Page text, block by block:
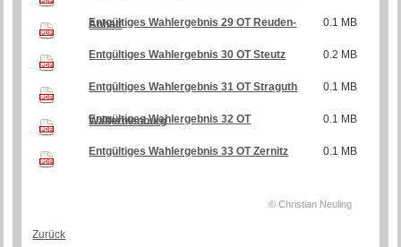
Entgültiges Wahlergebnis 29 OT Reuden-Anhalt 0.1 MB
Entgültiges Wahlergebnis 30 OT Steutz 0.2 MB
Entgültiges Wahlergebnis 31 OT Straguth 0.1 MB
Entgültiges Wahlergebnis 32 OT Walternienburg 0.1 MB
Entgültiges Wahlergebnis 33 OT Zernitz 0.1 MB
© Christian Neuling
Zurück